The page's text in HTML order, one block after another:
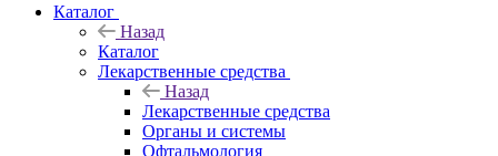
Каталог
Назад
Каталог
Лекарственные средства
Назад
Лекарственные средства
Органы и системы
Офтальмология